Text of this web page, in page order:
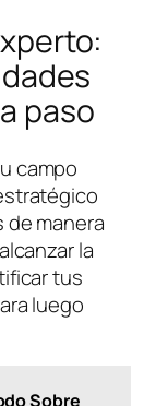
paso
campo
de manera
la
tus
luego
Sobre